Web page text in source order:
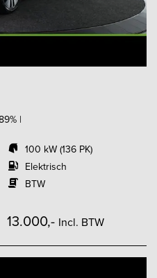
|
100 kW (136 PK)
Elektrisch
BTW
13.000,- Incl. BTW